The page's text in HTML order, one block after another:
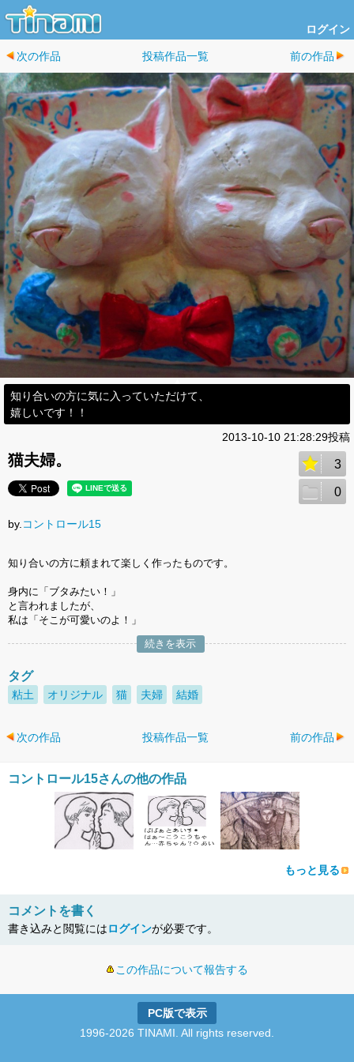
ログイン
次の作品 投稿作品一覧 前の作品
知り合いの方に気に入っていただけて、
嬉しいです！！
2013-10-10 21:28:29投稿
猫夫婦。 3
0
by.コントロール15
知り合いの方に頼まれて楽しく作ったものです。
身内に「ブタみたい！」
と言われましたが、
私は「そこが可愛いのよ！」
続きを表示
タグ
粘土 オリジナル 猫 夫婦 結婚
次の作品 投稿作品一覧 前の作品
コントロール15さんの他の作品
もっと見る
コメントを書く
書き込みと閲覧にはログインが必要です。
この作品について報告する
PC版で表示
1996-2026 TINAMI. All rights reserved.